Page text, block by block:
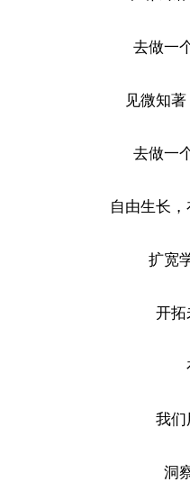
去做一
见微知著
去做一
自由生长，
扩宽
开拓
我们
洞